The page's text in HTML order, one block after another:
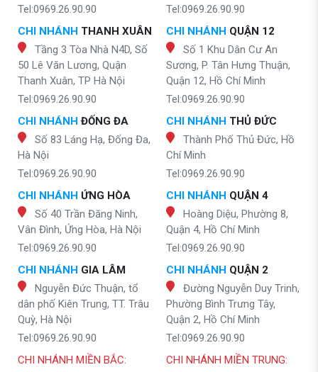
Tel:0969.26.90.90
CHI NHÁNH THANH XUÂN
Tầng 3 Tòa Nhà N4D, Số
50 Lê Văn Lương, Quận
Thanh Xuân, TP Hà Nội
Tel:0969.26.90.90
CHI NHÁNH ĐỐNG ĐA
Số 83 Láng Hạ, Đống Đa,
Hà Nội
Tel:0969.26.90.90
CHI NHÁNH ỨNG HÒA
Số 40 Trần Đăng Ninh,
Vân Đình, Ứng Hòa, Hà Nội
Tel:0969.26.90.90
CHI NHÁNH GIA LÂM
Nguyễn Đức Thuận, tổ
dân phố Kiên Trung, TT. Trâu
Quỳ, Hà Nội
Tel:0969.26.90.90
Tel:0969.26.90.90
CHI NHÁNH QUẬN 12
Số 1 Khu Dân Cư An
Sương, P. Tân Hưng Thuận,
Quận 12, Hồ Chí Minh
Tel:0969.26.90.90
CHI NHÁNH THỦ ĐỨC
Thành Phố Thủ Đức, Hồ
Chí Minh
Tel:0969.26.90.90
CHI NHÁNH QUẬN 4
Hoàng Diệu, Phường 8,
Quận 4, Hồ Chí Minh
Tel:0969.26.90.90
CHI NHÁNH QUẬN 2
Đường Nguyễn Duy Trinh,
Phường Bình Trưng Tây,
Quận 2, Hồ Chí Minh
Tel:0969.26.90.90
CHI NHÁNH MIỀN BẮC:
CHI NHÁNH MIỀN TRUNG: